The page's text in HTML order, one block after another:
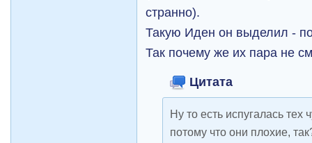
странно).
Такую Иден он выделил -
Так почему же их пара не
Цитата
Ну то есть испугалась тех
потому что они плохие,